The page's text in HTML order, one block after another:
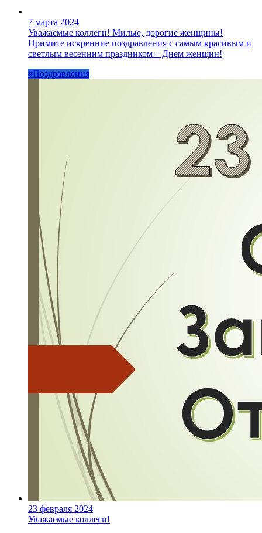
7 марта 2024
Уважаемые коллеги! Милые, дорогие женщины!
Примите искренние поздравления с самым красивым и
светлым весенним праздником – Днем женщин!
#Поздравления
23 февраля 2024
Уважаемые коллеги!